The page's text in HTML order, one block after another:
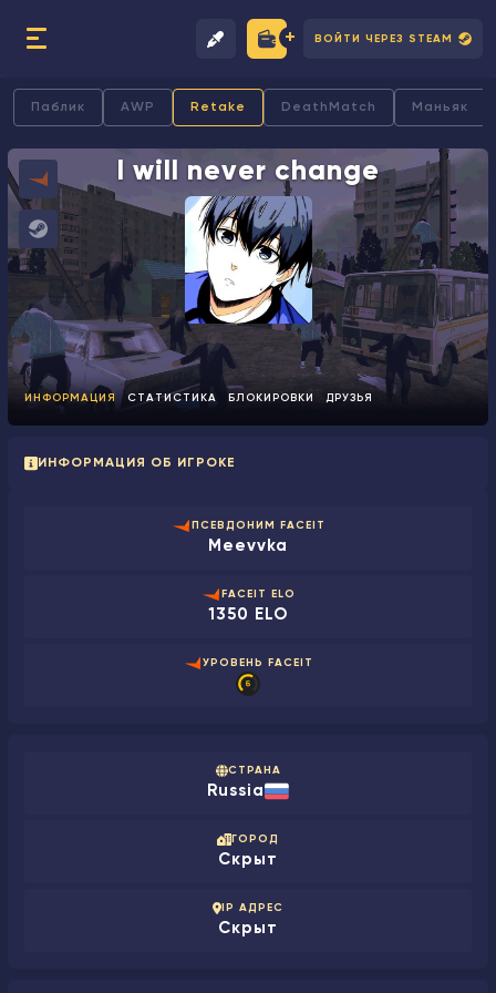
ВОЙТИ ЧЕРЕЗ STEAM
Паблик AWP Retake DeathMatch Маньяк
I will never change
ИНФОРМАЦИЯ СТАТИСТИКА БЛОКИРОВКИ ДРУЗЬЯ
ИНФОРМАЦИЯ ОБ ИГРОКЕ
ПСЕВДОНИМ FACEIT
Meevvka
FACEIT ELO
1350 ELO
УРОВЕНЬ FACEIT
СТРАНА
Russia
ГОРОД
Скрыт
IP АДРЕС
Скрыт